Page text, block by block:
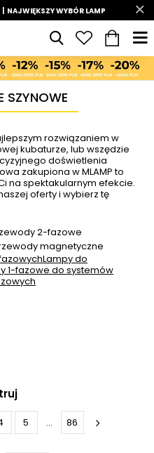
| NAJWIĘKSZY WYBÓR LAMP
|
SZYNOWE
rozwiązaniem w
kubaturze, lub wszędzie
doświetlenia
zakupiona w MLAMP to
na spektakularnym efekcie.
oferty i wybierz tę
2-fazowe
magnetyczne
Lampy do
1-fazowe do systemów
5 ... 86